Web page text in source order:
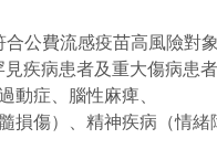
合公費流感疫苗高風險對
疾病患者及重大傷病患者
動症、腦性麻痺、
損傷）、精神疾病（情緒